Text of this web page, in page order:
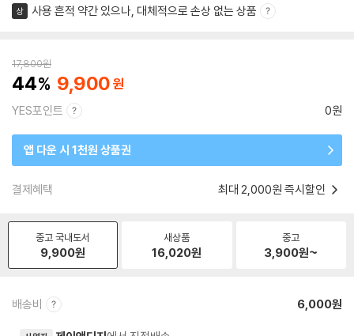
상 사용 흔적 약간 있으나, 대체적으로 손상 없는 상품
17,800원
44 9,900
YES포인트 0원
앱 다운 시 1천원 상품권
결제혜택 최대 2,000원 즉시할인
중고 국내도서
9,900원
새상품
16,020원
중고
3,900원~
배송비 6,000원